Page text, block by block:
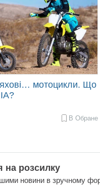
мотоцикли. Що
В Обране
на розсилку
новини в зручному